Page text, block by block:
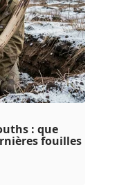
: que
fouilles